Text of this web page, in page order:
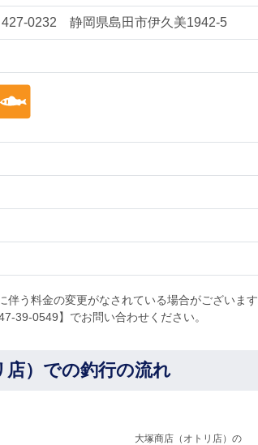
427-0232 静岡県島田市伊久美1942-5
う料金の変更がなされている場合がございます
39-0549】でお問い合わせください。
店）での釣行の流れ
大塚商店（オトリ店）の